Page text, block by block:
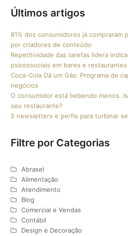
Últimos artigos
81% dos consumidores já compraram
por criadores de conteúdo
Repetitividade das tarefas lidera
psicossociais em bares e restaurantes
Coca-Cola Dá um Gás: Programa de
negócios
O consumidor está bebendo menos.
seu restaurante?
5 newsletters e perfis para turbinar
Filtre por Categorias
Abrasel
Alimentação
Atendimento
Blog
Comercial e Vendas
Contábil
Design e Decoração